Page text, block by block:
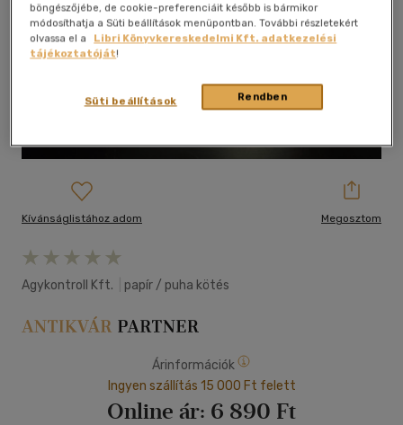
Kívánságlistához adom Megosztom
Agykontroll Kft. papír / puha kötés
Árinformációk
Ingyen szállítás 15 000 Ft felett
Online ár: 6 890 Ft
böngészőjébe, de cookie-preferenciáit később is bármikor
módosíthatja a Süti beállítások menüpontban. További részletekért
olvassa el a
Libri Könyvkereskedelmi Kft. adatkezelési
tájékoztatóját!
Rendben
Süti beállítások